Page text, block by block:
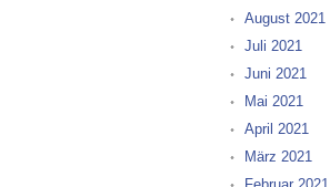
August 2021
Juli 2021
Juni 2021
Mai 2021
April 2021
März 2021